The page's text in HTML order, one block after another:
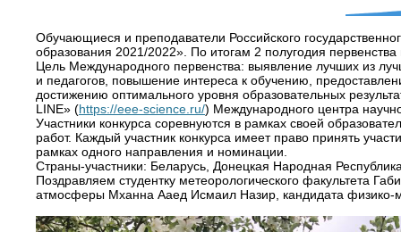
Обучающиеся и преподаватели Российского
образования 2021/2022». По итогам 2 полугодия
Цель Международного первенства: выявление лучших из
и педагогов, повышение интереса к обучению,
достижению оптимального уровня образовательных
LINE» (https://eee-science.ru/) Международного центра
Участники конкурса соревнуются в рамках своей
работ. Каждый участник конкурса имеет право принять
рамках одного направления и номинации.
Страны-участники: Беларусь, Донецкая Народная
Поздравляем студентку метеорологического факультета
атмосферы Мханна Ааед Исмаил Назир, кандидата физико-